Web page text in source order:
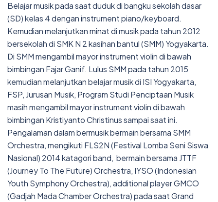
Belajar musik pada saat duduk di bangku sekolah dasar
(SD) kelas 4 dengan instrument piano/keyboard.
Kemudian melanjutkan minat di musik pada tahun 2012
bersekolah di SMK N 2 kasihan bantul (SMM) Yogyakarta.
Di SMM mengambil mayor instrument violin di bawah
bimbingan Fajar Ganif. Lulus SMM pada tahun 2015
kemudian melanjutkan belajar musik di ISI Yogyakarta,
FSP, Jurusan Musik, Program Studi Penciptaan Musik
masih mengambil mayor instrument violin di bawah
bimbingan Kristiyanto Christinus sampai saat ini.
Pengalaman dalam bermusik bermain bersama SMM
Orchestra, mengikuti FLS2N (Festival Lomba Seni Siswa
Nasional) 2014 katagori band, bermain bersama JTTF
(Journey To The Future) Orchestra, IYSO (Indonesian
Youth Symphony Orchestra), additional player GMCO
(Gadjah Mada Chamber Orchestra) pada saat Grand